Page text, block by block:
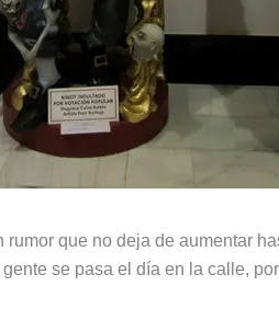
que no deja de aumentar
se pasa el día en la calle,